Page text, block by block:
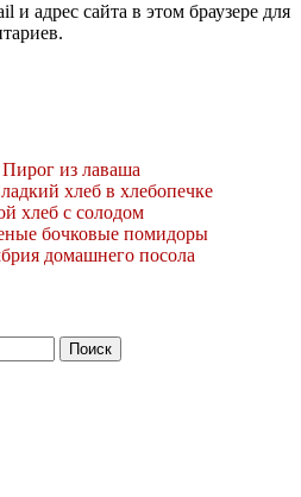
и адрес сайта в этом браузере для
Пирог из лаваша
хлеб в хлебопечке
хлеб с солодом
бочковые помидоры
домашнего посола